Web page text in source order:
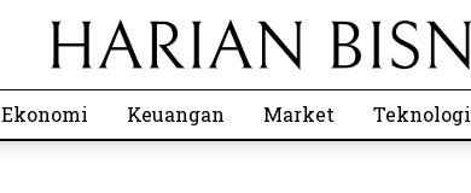
Ekonomi Keuangan Market Teknologi